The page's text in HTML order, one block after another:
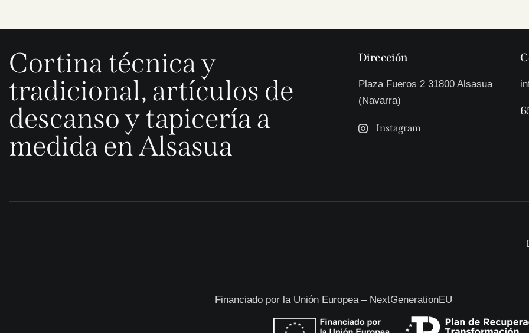
Cortina técnica y
tradicional, artículos de
descanso y tapicería a
medida en Alsasua
Dirección
Plaza Fueros 2 31800 Alsasua
(Navarra)
Instagram
Financiado por la Unión Europea – NextGenerationEU